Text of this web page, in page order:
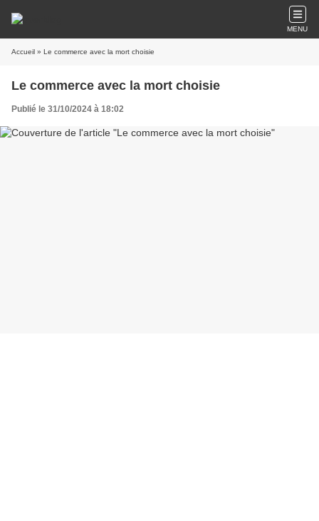
MENU
Accueil » Le commerce avec la mort choisie
Le commerce avec la mort choisie
Publié le 31/10/2024 à 18:02